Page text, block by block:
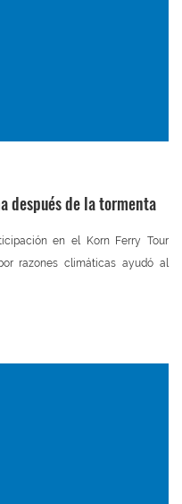
después de la tormenta
en el Korn Ferry Tour
razones climáticas ayudó al